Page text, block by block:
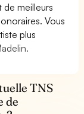
meilleurs
Vous
plus
TNS
de